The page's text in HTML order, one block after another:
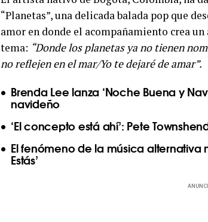
“Planetas”, una delicada balada pop que
amor en donde el acompañamiento crea
tema: “Donde los planetas ya no tienen
no reflejen en el mar/Yo te dejaré de amar”.
Brenda Lee lanza ‘Noche Buena y
navideño
‘El concepto está ahí’: Pete
El fenómeno de la música
Estás’